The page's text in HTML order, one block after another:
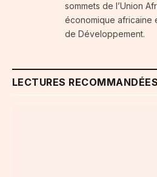
sommets de l’Union
économique africaine
de Développement.
LECTURES RECOMMANDÉES